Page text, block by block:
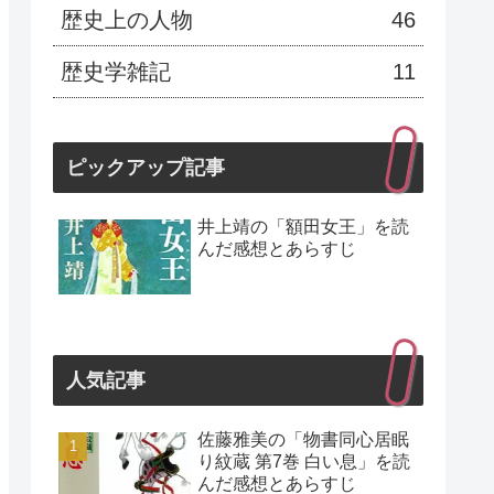
歴史上の人物 46
歴史学雑記 11
ピックアップ記事
井上靖の「額田女王」を読
んだ感想とあらすじ
人気記事
佐藤雅美の「物書同心居眠
り紋蔵 第7巻 白い息」を読
んだ感想とあらすじ